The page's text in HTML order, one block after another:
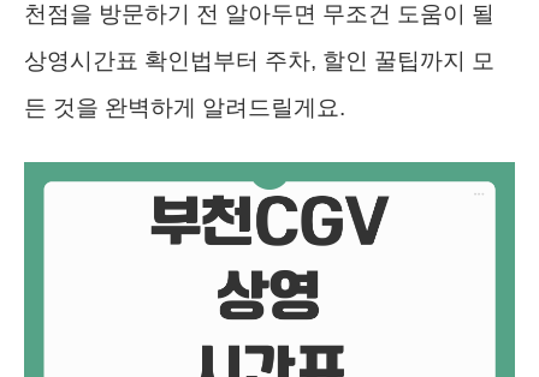
천점을 방문하기 전 알아두면 무조건 도움이 될
상영시간표 확인법부터 주차, 할인 꿀팁까지 모
든 것을 완벽하게 알려드릴게요.